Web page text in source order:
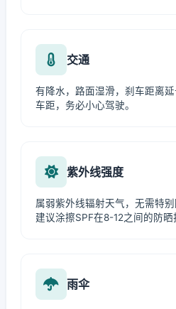
交通
有降水，路面湿滑，刹车距离
车距，务必小心驾驶。
紫外线强度
属弱紫外线辐射天气，无需特别
建议涂擦SPF在8-12之间的防晒
雨伞